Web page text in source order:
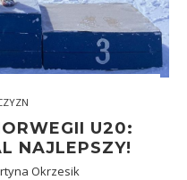
U20:
NAJLEPSZY!
Okrzesik